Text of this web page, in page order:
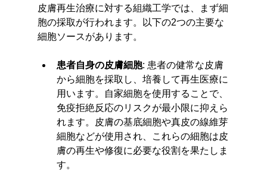
皮膚再生治療に対する組織工学では、まず細
胞の採取が行われます。以下の2つの主要な
細胞ソースがあります。
患者自身の皮膚細胞: 患者の健常な皮膚
から細胞を採取し、培養して再生医療に
用います。自家細胞を使用することで、
免疫拒絶反応のリスクが最小限に抑えら
れます。皮膚の基底細胞や真皮の線維芽
細胞などが使用され、これらの細胞は皮
膚の再生や修復に必要な役割を果たしま
す。